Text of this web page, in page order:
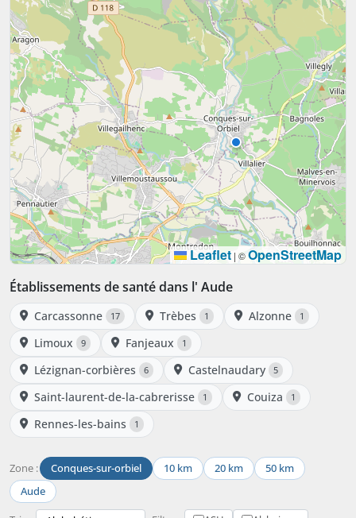
Leaflet | ©OpenStreetMap
Établissements de santé dans l' Aude
Carcassonne 17 Trèbes 1 Alzonne 1
Limoux 9 Fanjeaux 1
Lézignan-corbières 6 Castelnaudary 5
Saint-laurent-de-la-cabrerisse 1 Couiza 1
Rennes-les-bains 1
Zone : Conques-sur-orbiel 10 km 20 km
50 km
Aude